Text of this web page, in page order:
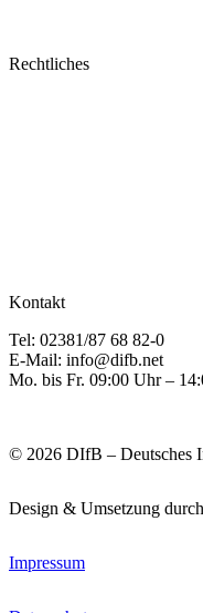
Rechtliches
Kontakt
Tel: 02381/87 68 82-0
E-Mail: info@difb.net
Mo. bis Fr. 09:00 Uhr –
© 2026 DIfB – Deutsches
Design & Umsetzung durch
Impressum